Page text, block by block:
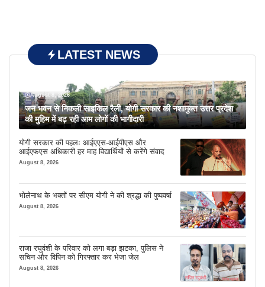
LATEST NEWS
August 8, 2026
जन भवन से निकली साइकिल रैली, योगी सरकार की नशामुक्त उत्तर प्रदेश
की मुहिम में बढ़ रही आम लोगों की भागीदारी
योगी सरकार की पहलः आईएएस-आईपीएस और
आईएफएस अधिकारी हर माह विद्यार्थियों से करेंगे संवाद
August 8, 2026
भोलेनाथ के भक्तों पर सीएम योगी ने की श्रद्धा की पुष्पवर्षा
August 8, 2026
राजा रघुवंशी के परिवार को लगा बड़ा झटका, पुलिस ने
सचिन और विपिन को गिरफ्तार कर भेजा जेल
August 8, 2026